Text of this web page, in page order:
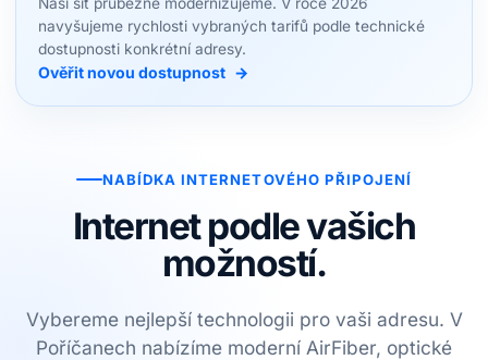
navyšujeme rychlosti vybraných tarifů podle technické
dostupnosti konkrétní adresy.
Ověřit novou dostupnost →
NABÍDKA INTERNETOVÉHO PŘIPOJENÍ
Internet podle vašich
možností.
Vybereme nejlepší technologii pro vaši adresu. V
Poříčanech nabízíme moderní AirFiber, optické